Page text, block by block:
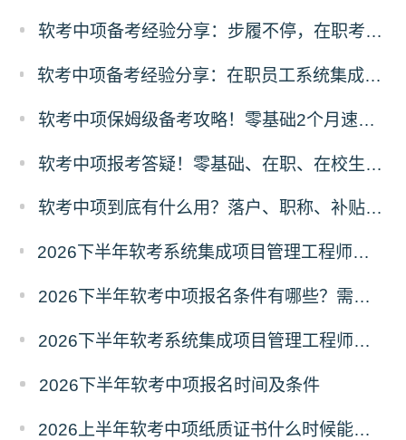
软考中项备考经验分享：步履不停，在职考生如愿通关系统集成
软考中项备考经验分享：在职员工系统集成项目管理工程师一次性通关全攻略
软考中项保姆级备考攻略！零基础2个月速成，通关拿证
软考中项报考答疑！零基础、在职、在校生常见问题解答
软考中项到底有什么用？落户、职称、补贴、就业全价值拆解
2026下半年软考系统集成项目管理工程师报名条件有哪些？需要准备什么材料？
2026下半年软考中项报名条件有哪些？需要准备什么材料？
2026下半年软考系统集成项目管理工程师报名时间及条件
2026下半年软考中项报名时间及条件
2026上半年软考中项纸质证书什么时候能领取？在哪领取？